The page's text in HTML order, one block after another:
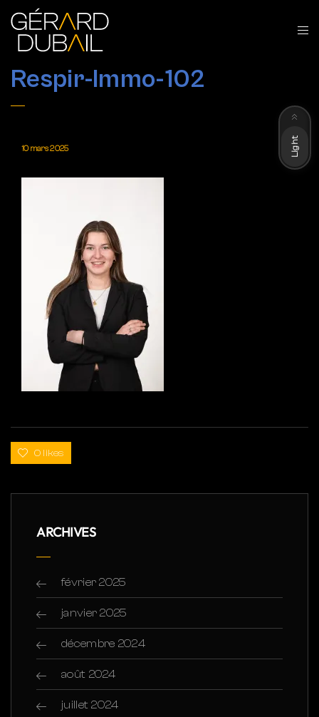
Respir-Immo-102
10 mars 2025
0 likes
ARCHIVES
février 2025
janvier 2025
décembre 2024
août 2024
juillet 2024
Light
Dark